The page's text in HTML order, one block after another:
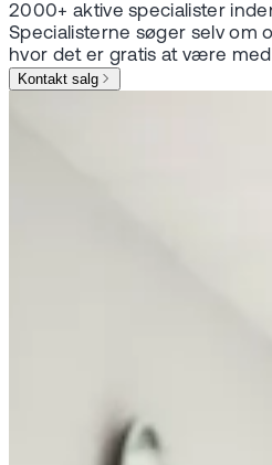
2000+ aktive specialister
Specialisterne søger selv om
hvor det er gratis at være
Kontakt salg